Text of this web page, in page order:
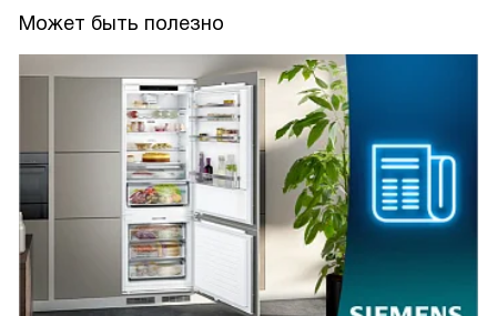
Может быть полезно